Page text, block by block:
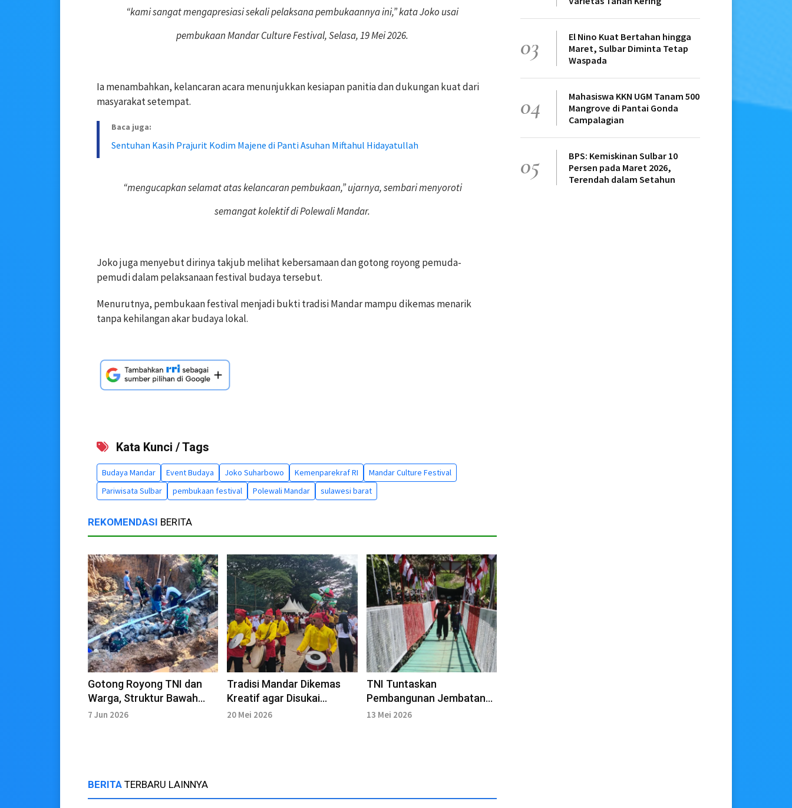
“kami sangat mengapresiasi sekali pelaksana pembukaannya ini,” kata Joko usai
pembukaan Mandar Culture Festival, Selasa, 19 Mei 2026.
Ia menambahkan, kelancaran acara menunjukkan kesiapan panitia dan dukungan kuat dari
masyarakat setempat.
Baca juga:
Sentuhan Kasih Prajurit Kodim Majene di Panti Asuhan Miftahul Hidayatullah
“mengucapkan selamat atas kelancaran pembukaan,” ujarnya, sembari menyoroti
semangat kolektif di Polewali Mandar.
Joko juga menyebut dirinya takjub melihat kebersamaan dan gotong royong pemuda-
pemudi dalam pelaksanaan festival budaya tersebut.
Menurutnya, pembukaan festival menjadi bukti tradisi Mandar mampu dikemas menarik
tanpa kehilangan akar budaya lokal.
Kata Kunci / Tags
Budaya Mandar Event Budaya Joko Suharbowo Kemenparekraf RI
Mandar Culture Festival
Pariwisata Sulbar
pembukaan festival Polewali Mandar sulawesi barat
REKOMENDASI BERITA
Gotong Royong TNI dan
Warga, Struktur Bawah
Jembatan Armco di
7 Jun 2026
Tradisi Mandar Dikemas
Kreatif agar Disukai
Generasi Muda
20 Mei 2026
TNI Tuntaskan
Pembangunan Jembatan
Garuda di Pati’di
13 Mei 2026
BERITA TERBARU LAINNYA
03
El Nino Kuat Bertahan hingga
Maret, Sulbar Diminta Tetap
Waspada
04
Mahasiswa KKN UGM Tanam 500
Mangrove di Pantai Gonda
Campalagian
05
BPS: Kemiskinan Sulbar 10
Persen pada Maret 2026,
Terendah dalam Setahun